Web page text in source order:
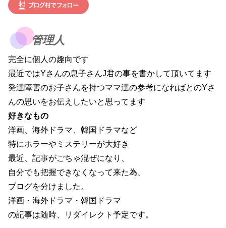
管理人
完全に個人の趣向です
最近ではYさんの息子さんJ君の事を書かして頂いてます
発達障害のお子さんを持つママ達の参考になればとのYさ
んの思いをお伝えしたいと思ってます
好きなもの
洋画、海外ドラマ、韓国ドラマなど
特にホラーやミステリーが大好き
最近、記事がごちゃ混ぜになり、
自分でも把握できなくなって来た為、
ブログを分けました。
洋画・海外ドラマ・韓国ドラマ
の記事は随時、リダイレクト予定です。